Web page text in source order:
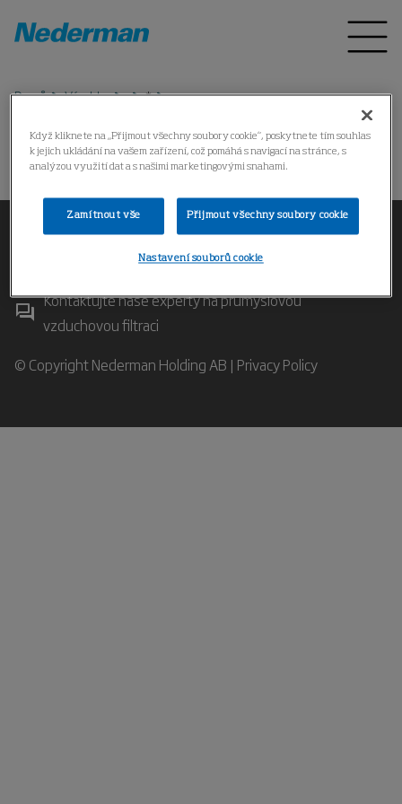
Domů Výrobky *
Došlo k chybě.
Kontaktujte naše experty na průmyslovou
vzduchovou filtraci
© Copyright Nederman Holding AB | Privacy Policy
Když kliknete na „Přijmout všechny soubory cookie“, poskytnete tím souhlas
k jejich ukládání na vašem zařízení, což pomáhá s navigací na stránce, s
analýzou využití dat a s našimi marketingovými snahami.
Zamítnout vše Přijmout všechny soubory cookie
Nastavení souborů cookie